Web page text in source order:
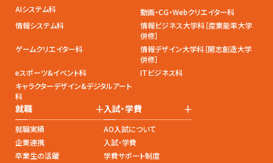
AIシステム科
動画・CG・Webクリエイター科
情報システム科
情報ビジネス大学科［産業能率大学
併修］
ゲームクリエイター科
情報デザイン大学科［開志創造大学
併修］
eスポーツ&イベント科
ITビジネス科
キャラクターデザイン&デジタルアート
科
就職 +
就職実績
企業連携
卒業生の活躍
入試・学費 +
AO入試について
入試・学費
学費サポート制度